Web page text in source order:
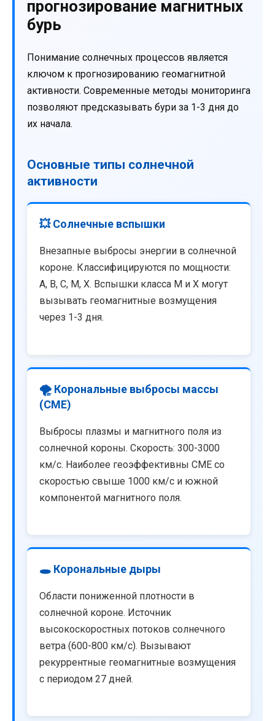
прогнозирование магнитных
бурь
Понимание солнечных процессов является
ключом к прогнозированию геомагнитной
активности. Современные методы мониторинга
позволяют предсказывать бури за 1-3 дня до
их начала.
Основные типы солнечной
активности
💥 Солнечные вспышки
Внезапные выбросы энергии в солнечной
короне. Классифицируются по мощности:
A, B, C, M, X. Вспышки класса M и X могут
вызывать геомагнитные возмущения
через 1-3 дня.
🌪️ Корональные выбросы массы
(CME)
Выбросы плазмы и магнитного поля из
солнечной короны. Скорость: 300-3000
км/с. Наиболее геоэффективны CME со
скоростью свыше 1000 км/с и южной
компонентой магнитного поля.
🕳️ Корональные дыры
Области пониженной плотности в
солнечной короне. Источник
высокоскоростных потоков солнечного
ветра (600-800 км/с). Вызывают
рекуррентные геомагнитные возмущения
с периодом 27 дней.